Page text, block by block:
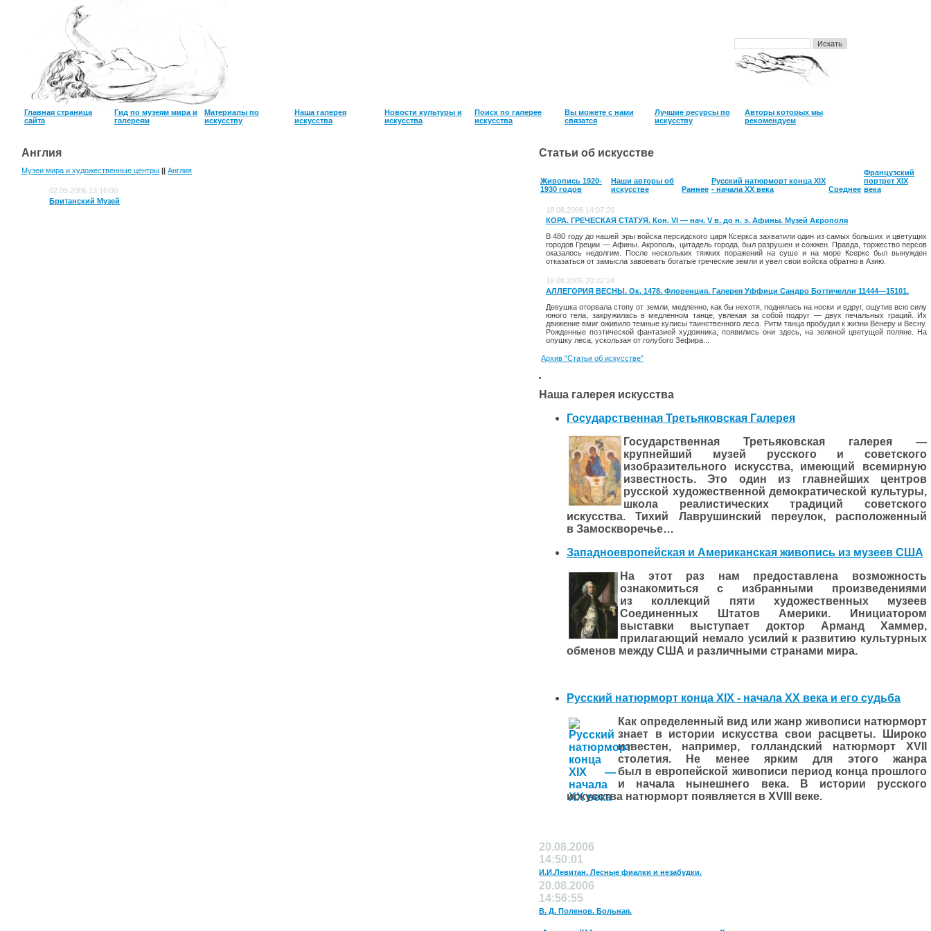
Главная страница
сайта
Гид по музеям мира и
галереям
Материалы по
искусству
Наша галерея
искусcтва
Новости культуры и
искусства
Поиск по галерее
искусства
Вы можете с нами
связатся
Лучшие ресурсы по
искусству
Авторы которых мы
рекомендуем
Англия
Музеи мира и художественные центры Англия
02.09.2006 13:16:00
Британский Музей
Статьи об искусстве
Живопись 1920-
1930 годов
Наши авторы об
искусстве
Раннее
Русский натюрморт конца XIX
- начала XX века
Среднее
Французский
портрет XIX
века
18.08.2006 14:07:20
КОРА. ГРЕЧЕСКАЯ СТАТУЯ. Кон. VI — нач. V в. до н. э. Афины. Музей Акрополя
В 480 году до нашей эры войска персидского царя Ксеркса захватили один из самых больших и цве­тущих
городов Греции — Афины. Акрополь, ци­тадель города, был разрушен и сожжен. Правда, торжество персов
оказалось недолгим. После не­скольких тяжких поражений на суше и на море Ксеркс был вынужден
отказаться от замысла за­воевать богатые греческие земли и увел свои войс­ка обратно в Азию.
18.08.2006 20:22:24
АЛЛЕГОРИЯ ВЕСНЫ. Ок. 1478. Флоренция. Галерея Уффици Сандро Боттичелли 11444—15101.
Девушка оторвала стопу от земли, медленно, как бы нехотя, поднялась на носки и вдруг, ощутив всю силу
юного тела, закружилась в медленном танце, увлекая за собой подруг — двух печаль­ных граций. Их
движение вмиг оживило темные кулисы таинственного леса. Ритм танца пробудил к жизни Венеру и Весну.
Рожденные поэтической фантазией художника, появились они здесь, на зеленой цветущей поляне. На
опушку леса, ускользая от голубого Зефира...
Архив "Статьи об искусстве"
Наша галерея искусства
Государственная Третьяковская Галерея
Государственная Третьяковская галерея —
крупнейший музей русского и советского
изобразительного искусства, имеющий всемирную
известность. Это один из главнейших центров
русской художественной демократической культуры,
школа реалистических традиций советского
искусства. Тихий Лаврушинский переулок, расположенный
в Замоскворечье…
Западноевропейская и Американская живопись из музеев США
На этот раз нам предоставлена возможность
ознакомиться с избранными произведениями
из коллекций пяти художественных музеев
Соединенных Штатов Америки. Инициатором
выставки выступает доктор Арманд Хаммер,
прилагающий немало усилий к развитию культурных
обменов между США и различными странами мира.
Русский натюрморт конца XIX - начала XX века и его судьба
Как определенный вид или жанр живописи натюрморт
знает в истории искусства свои расцветы. Широко
известен, например, голландский натюрморт XVII
столетия. Не менее ярким для этого жанра
был в европейской живописи период конца прош­лого
и начала нынешнего века. В истории русского
искусства натюрморт появляется в XVIII веке.
20.08.2006
14:50:01
И.И.Левитан. Лесные фиалки и незабудки.
20.08.2006
14:56:55
В. Д. Поленов. Больная.